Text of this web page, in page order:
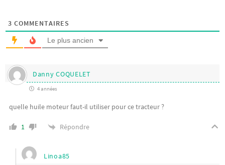
3 COMMENTAIRES
Le plus ancien
Danny COQUELET
4 années
quelle huile moteur faut-il utiliser pour ce tracteur ?
1 Répondre
Linoa85